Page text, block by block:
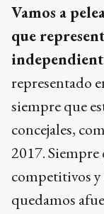
Vamos a
que
representado
siempre que
concejales,
2017.
competitivos y
quedamos